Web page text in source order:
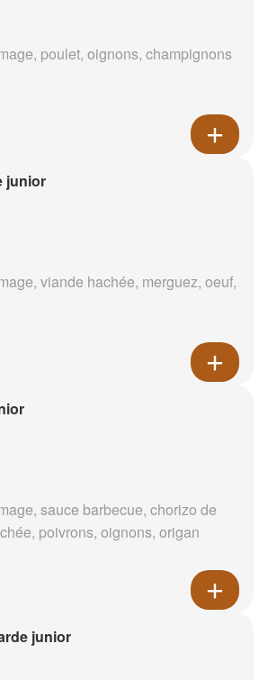
poulet, oignons, champignons
junior
viande hachée, merguez, oeuf,
sauce barbecue, chorizo de
poivrons, oignons, origan
junior